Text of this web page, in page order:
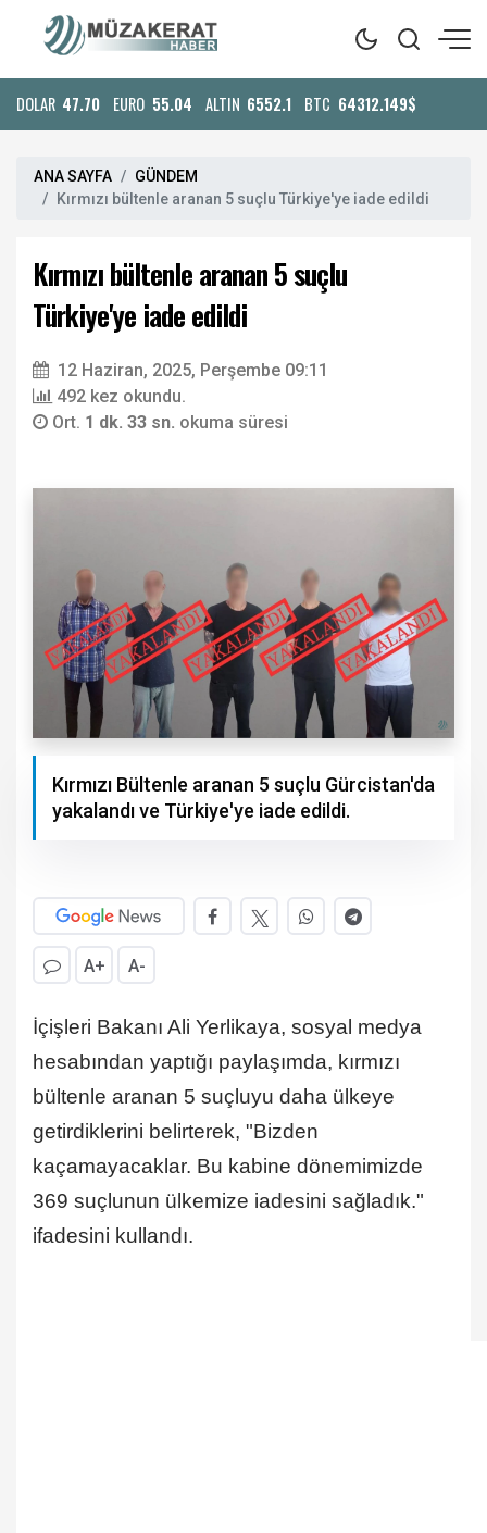
DOLAR 47.70 EURO 55.04 ALTIN 6552.1 BTC 64312.149$
ANA SAYFA
GÜNDEM
Kırmızı bültenle aranan 5 suçlu Türkiye'ye iade edildi
Kırmızı bültenle aranan 5 suçlu
Türkiye'ye iade edildi
12 Haziran, 2025, Perşembe 09:11
492 kez okundu.
Ort. 1 dk. 33 sn. okuma süresi
Kırmızı Bültenle aranan 5 suçlu Gürcistan'da
yakalandı ve Türkiye'ye iade edildi.
A+ A-
İçişleri Bakanı Ali Yerlikaya, sosyal medya
hesabından yaptığı paylaşımda, kırmızı
bültenle aranan 5 suçluyu daha ülkeye
getirdiklerini belirterek, "Bizden
kaçamayacaklar. Bu kabine dönemimizde
369 suçlunun ülkemize iadesini sağladık."
ifadesini kullandı.